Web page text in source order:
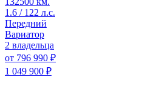
1.6 / 122 л.с.
Передний
Вариатор
2 владельца
от 796 990 ₽
1 049 900 ₽